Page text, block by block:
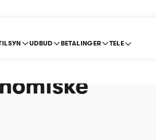
UDBUD BETALINGER TELE